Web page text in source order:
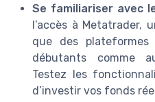
Se familiariser avec
l’accès à Metatrader,
que des
débutants comme
Testez les
d’investir vos fonds